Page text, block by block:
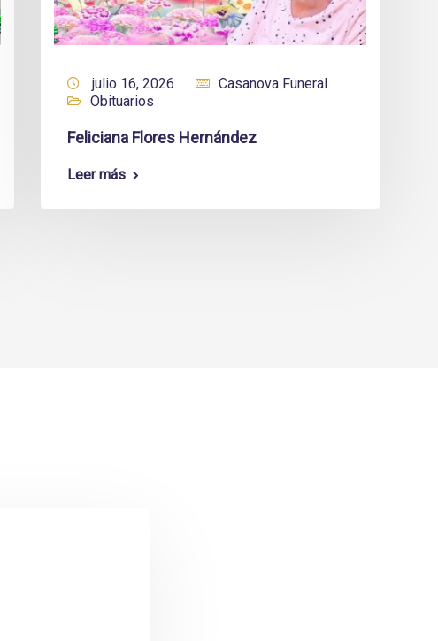
julio 16, 2026
Casanova Funeral
Obituarios
Feliciana Flores Hernández
Leer más